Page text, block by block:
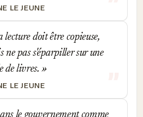
LE JEUNE
doit être copieuse,
ne pas s'éparpiller sur une
de livres.
LE JEUNE